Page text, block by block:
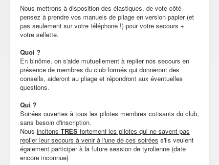
Nous mettrons à disposition des élastiques, de vote côté
pensez à prendre vos manuels de pliage en version papier (et
pas seulement sur votre téléphone !) pour votre secours +
votre sellette.
Quoi ?
En binôme, on s'aide mutuellement à replier nos secours en
présence de membres du club formés qui donneront des
conseils, aideront au pliage et répondront aux éventuelles
questions.
Qui ?
Soirées ouvertes à tous les pilotes membres cotisants du club,
sans besoin d'inscription.
Nous incitons TRÈS fortement les pilotes qui ne savent pas
replier leur secours à venir à l'une de ces soirées s'ils veulent
également participer à la future session de tyrolienne (date
encore inconnue)